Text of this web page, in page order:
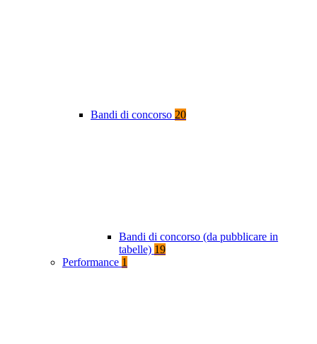
Bandi di concorso 20
Bandi di concorso (da pubblicare in
tabelle) 19
Performance 1